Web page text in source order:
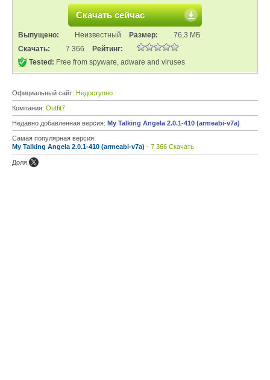
Скачать сейчас
Выпущено: Неизвестный Размер:
76,3 МБ
Скачать:
7 366
Рейтинг:
Tested: Free from spyware, adware and viruses
Официальный сайт: Недоступно
Компания: Outfit7
Недавно добавленная версия: My Talking Angela 2.0.1-410 (armeabi-v7a)
Самая популярная версия:
My Talking Angela 2.0.1-410 (armeabi-v7a) - 7 366 Скачать
Доля: